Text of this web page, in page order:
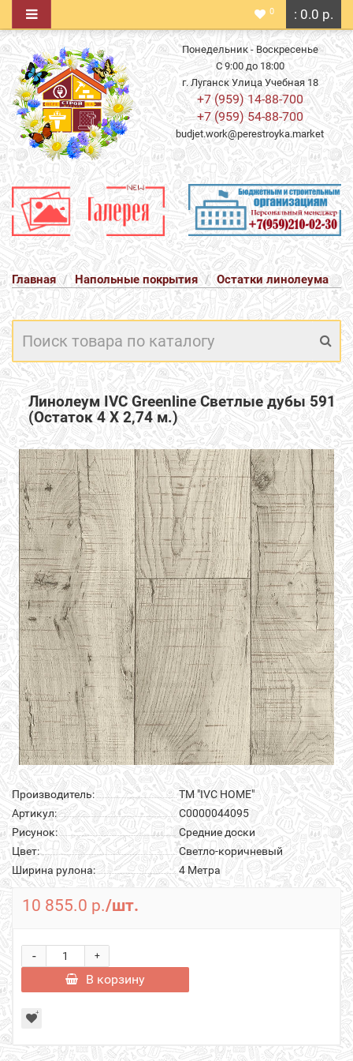
: 0.0 р.
0
Понедельник - Воскресенье
С 9:00 до 18:00
г. Луганск Улица Учебная 18
+7 (959) 14-88-700
+7 (959) 54-88-700
budjet.work@perestroyka.market
Главная Напольные покрытия Остатки линолеума
Линолеум IVC Greenline Светлые дубы 591
(Остаток 4 Х 2,74 м.)
Производитель:
ТМ "IVC HOME"
Артикул:
С0000044095
Рисунок:
Средние доски
Цвет:
Светло-коричневый
Ширина рулона:
4 Метра
10 855.0 р./шт.
+
-
В корзину